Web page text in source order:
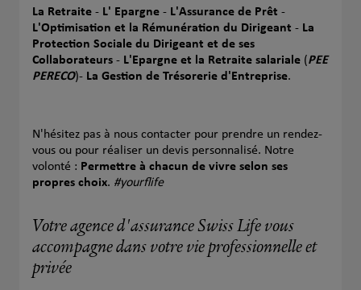
La Retraite - L' Epargne - L'Assurance de Prêt -
L'Optimisation et la Rémunération du Dirigeant - La
Protection Sociale du Dirigeant et de ses
Collaborateurs - L'Epargne et la Retraite salariale (PEE
PERECO)- La Gestion de Trésorerie d'Entreprise.
N'hésitez pas à nous contacter pour prendre un rendez-
vous ou pour réaliser un devis personnalisé. Notre
volonté : Permettre à chacun de vivre selon ses
propres choix. #yourflife
Votre agence d'assurance Swiss Life vous
accompagne dans votre vie professionnelle et
privée